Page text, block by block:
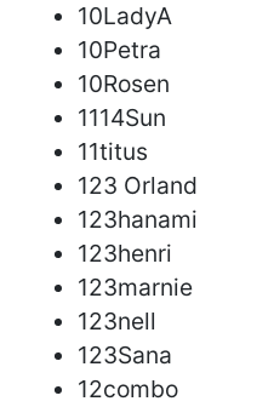
10LadyA
10Petra
10Rosen
1114Sun
11titus
123 Orland
123hanami
123henri
123marnie
123nell
123Sana
12combo